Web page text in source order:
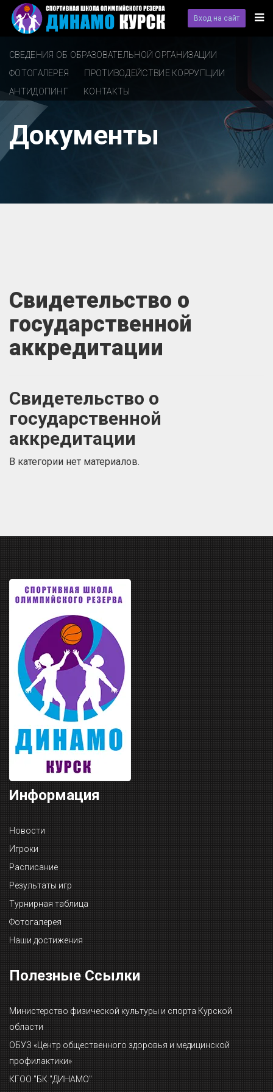
Вход на сайт
СВЕДЕНИЯ ОБ ОБРАЗОВАТЕЛЬНОЙ ОРГАНИЗАЦИИ
ФОТОГАЛЕРЕЯ
ПРОТИВОДЕЙСТВИЕ КОРРУПЦИИ
АНТИДОПИНГ
КОНТАКТЫ
Документы
Свидетельство о
государственной
аккредитации
Свидетельство о
государственной
аккредитации
В категории нет материалов.
Информация
Новости
Игроки
Расписание
Результаты игр
Турнирная таблица
Фотогалерея
Наши достижения
Полезные Ссылки
Министерство физической культуры и спорта Курской
области
ОБУЗ «Центр общественного здоровья и медицинской
профилактики»
КГОО "БК "ДИНАМО"